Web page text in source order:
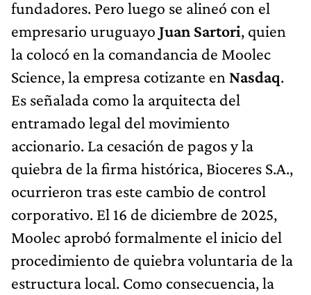
fundadores. Pero luego se alineó con el
empresario uruguayo Juan Sartori, quien
la colocó en la comandancia de Moolec
Science, la empresa cotizante en Nasdaq.
Es señalada como la arquitecta del
entramado legal del movimiento
accionario. La cesación de pagos y la
quiebra de la firma histórica, Bioceres S.A.,
ocurrieron tras este cambio de control
corporativo. El 16 de diciembre de 2025,
Moolec aprobó formalmente el inicio del
procedimiento de quiebra voluntaria de la
estructura local. Como consecuencia, la